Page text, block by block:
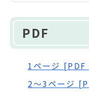
PDF
1ページ
2～3ページ